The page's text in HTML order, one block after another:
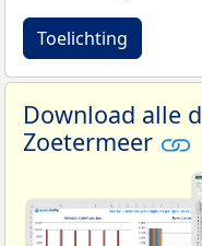
Toelichting
Download alle
Zoetermeer